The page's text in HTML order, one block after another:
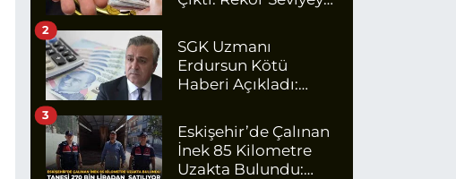
SGK Uzmanı
Erdursun Kötü
Haberi Açıkladı:
İçin Net Rakam
2
Eskişehir’de Çalınan
İnek 85 Kilometre
Uzakta Bulundu:
3